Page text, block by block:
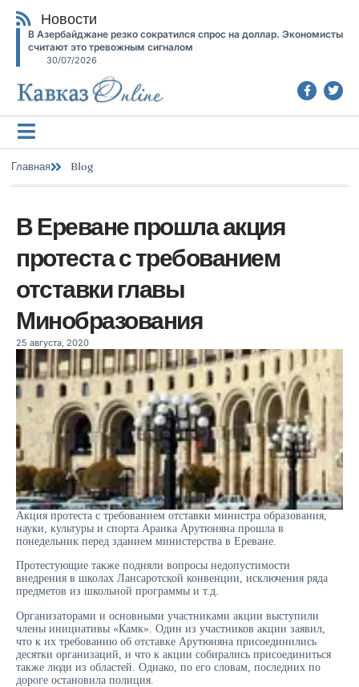
Новости
В Азербайджане резко сократился спрос на доллар. Экономисты
считают это тревожным сигналом
30/07/2026
Главная Blog
В Ереване прошла акция
протеста с требованием
отставки главы
Минобразования
25 августа, 2020
Акция протеста с требованием отставки министра образования,
науки, культуры и спорта Араика Арутюняна прошла в
понедельник перед зданием министерства в Ереване.
Протестующие также подняли вопросы недопустимости
внедрения в школах Лансаротской конвенции, исключения ряда
предметов из школьной программы и т.д.
Организаторами и основными участниками акции выступили
члены инициативы «Камк». Один из участников акции заявил,
что к их требованию об отставке Арутюняна присоединились
десятки организаций, и что к акции собирались присоединиться
также люди из областей. Однако, по его словам, последних по
дороге остановила полиция.